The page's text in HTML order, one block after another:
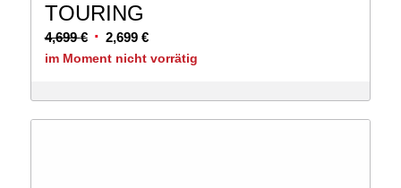
TOURING
4,699€ Ursprünglicher
Preis
4,699 €
2,699 €Aktueller
Preis
2,699 €.
im Moment nicht vorrätig